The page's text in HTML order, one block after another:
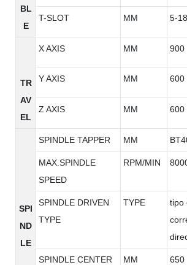
BL
E
T-SLOT MM 5-
TR
AV
EL
X AXIS MM 900
Y AXIS MM 600
Z AXIS MM 600
SPI
ND
LE
SPINDLE TAPPER MM
MAX.SPINDLE
SPEED
RPM/MIN
SPINDLE DRIVEN
TYPE
TYPE
tipo
SPINDLE CENTER
MM 650